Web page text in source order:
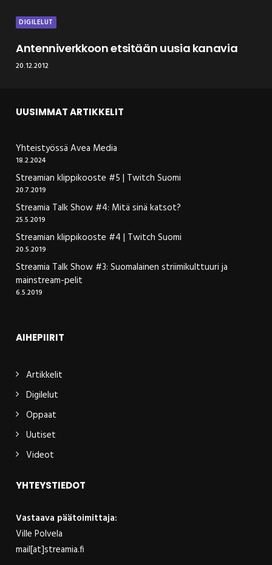
DIGILELUT
Antenniverkkoon etsitään uusia kanavia
20.12.2012
UUSIMMAT ARTIKKELIT
Yhteistyössä Avea Media
18.2.2024
Streamian klippikooste #5 | Twitch Suomi
20.7.2019
Streamia Talk Show #4: Mitä sinä katsot?
25.5.2019
Streamian klippikooste #4 | Twitch Suomi
20.5.2019
Streamia Talk Show #3: Suomalainen striimikulttuuri ja
mainstream-pelit
6.5.2019
AIHEPIIRIT
Artikkelit
Digilelut
Oppaat
Uutiset
Videot
YHTEYSTIEDOT
Vastaava päätoimittaja:
Ville Polvela
mail[at]streamia.fi